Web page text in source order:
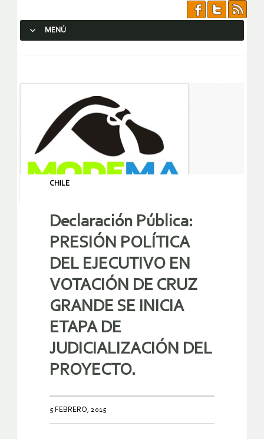
MENÚ
CHILE
Declaración Pública:
PRESIÓN POLÍTICA
DEL EJECUTIVO EN
VOTACIÓN DE CRUZ
GRANDE SE INICIA
ETAPA DE
JUDICIALIZACIÓN DEL
PROYECTO.
5 FEBRERO, 2015